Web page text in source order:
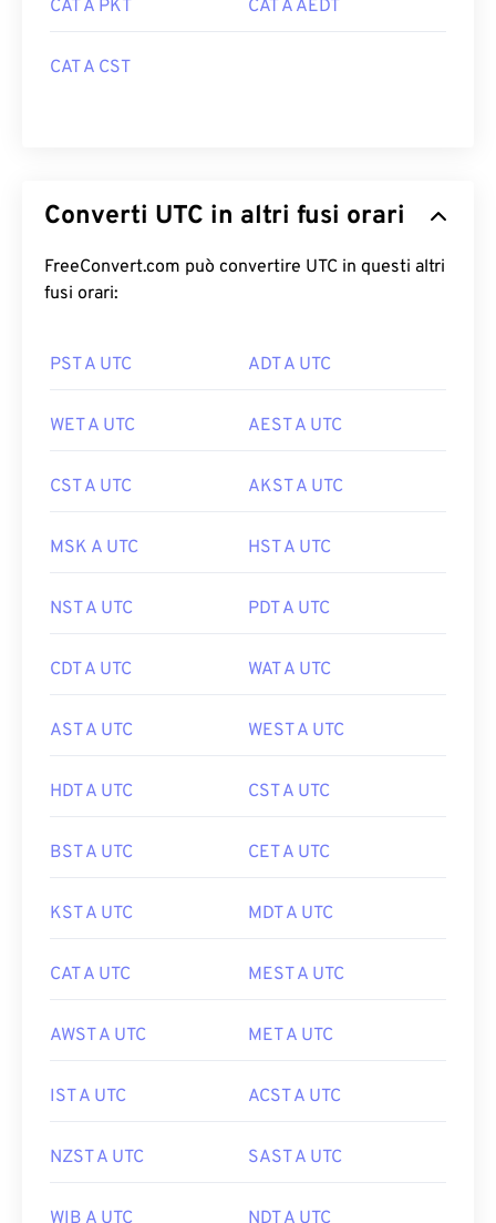
CAT A PKT CAT A AEDT
CAT A CST
Converti UTC in altri fusi orari
FreeConvert.com può convertire UTC in questi altri
fusi orari:
PST A UTC ADT A UTC
WET A UTC AEST A UTC
CST A UTC AKST A UTC
MSK A UTC HST A UTC
NST A UTC PDT A UTC
CDT A UTC WAT A UTC
AST A UTC WEST A UTC
HDT A UTC CST A UTC
BST A UTC CET A UTC
KST A UTC MDT A UTC
CAT A UTC MEST A UTC
AWST A UTC MET A UTC
IST A UTC ACST A UTC
NZST A UTC SAST A UTC
WIB A UTC NDT A UTC